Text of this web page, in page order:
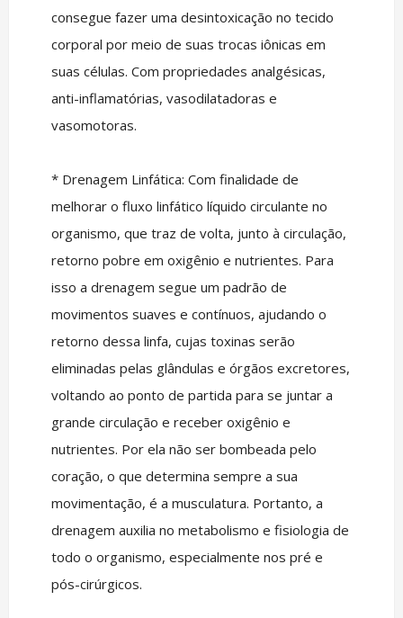
consegue fazer uma desintoxicação no tecido
corporal por meio de suas trocas iônicas em
suas células. Com propriedades analgésicas,
anti-inflamatórias, vasodilatadoras e
vasomotoras.
* Drenagem Linfática: Com finalidade de
melhorar o fluxo linfático líquido circulante no
organismo, que traz de volta, junto à circulação,
retorno pobre em oxigênio e nutrientes. Para
isso a drenagem segue um padrão de
movimentos suaves e contínuos, ajudando o
retorno dessa linfa, cujas toxinas serão
eliminadas pelas glândulas e órgãos excretores,
voltando ao ponto de partida para se juntar a
grande circulação e receber oxigênio e
nutrientes. Por ela não ser bombeada pelo
coração, o que determina sempre a sua
movimentação, é a musculatura. Portanto, a
drenagem auxilia no metabolismo e fisiologia de
todo o organismo, especialmente nos pré e
pós-cirúrgicos.